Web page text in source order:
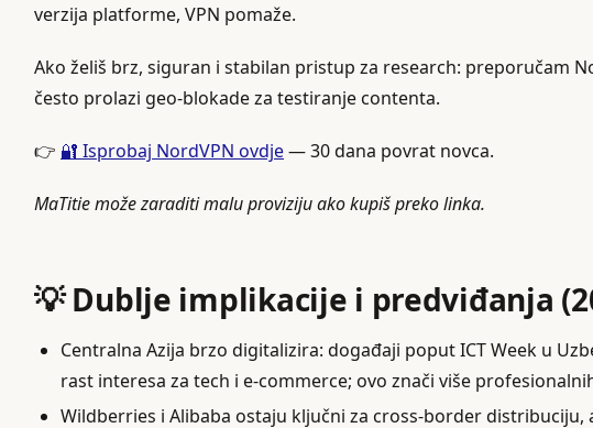
verzija platforme, VPN pomaže.
Ako želiš brz, siguran i stabilan pristup za research: preporučam
često prolazi geo‑blokade za testiranje contenta.
👉 🔐 Isprobaj NordVPN ovdje— 30 dana povrat novca.
MaTitie može zaraditi malu proviziju ako kupiš preko linka.
💡 Dublje implikacije i predviđanja
Centralna Azija brzo digitalizira: događaji poput ICT Week u
rast interesa za tech i e‑commerce; ovo znači više
Wildberries i Alibaba ostaju ključni za cross‑border distribuciju,